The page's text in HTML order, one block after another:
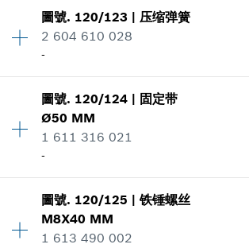
-
添加到購物籃
顯示在插圖
0.00 HK$*
添加到購物籃
價格類組:00
0.00 HK$*
*显示的价格不含增值税
圖號. 120/123 | 压缩弹簧
2 604 610 028
-
數量 1
價格類組
零件信息
顯示在插圖
圖號. 120/124 | 固定带
Ø50 MM
1 611 316 021
-
數量 1
價格類組:00
零件信息
圖號. 120/125 |铁锤螺丝
M8X40 MM
1 613 490 002